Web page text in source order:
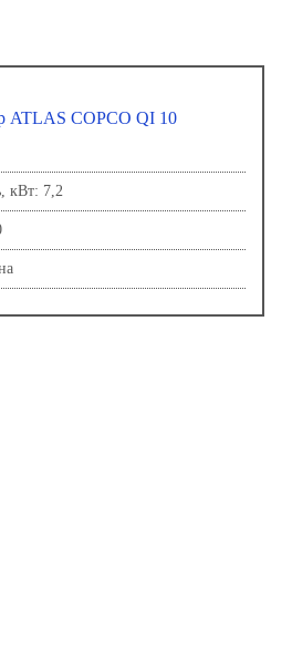
ATLAS COPCO QI 10
кВт: 7,2